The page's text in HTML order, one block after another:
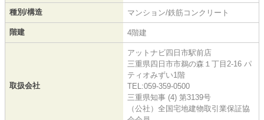
種別/構造 マンション/鉄筋コンクリート
階建 4階建
取扱会社
アットナビ四日市駅前店
三重県四日市市鵜の森１丁目2-16 パ
ティオみずい1階
TEL:059-359-0500
三重県知事 (4) 第3139号
（公社）全国宅地建物取引業保証協